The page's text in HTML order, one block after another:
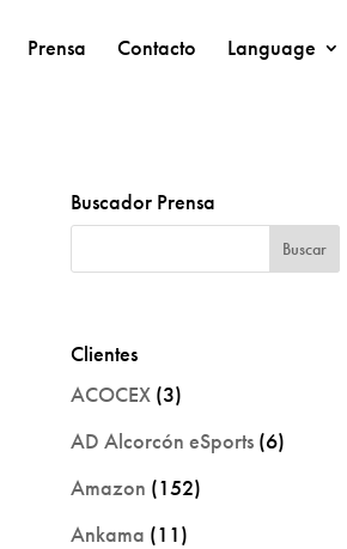
Prensa Contacto Language
Buscador Prensa
Clientes
ACOCEX (3)
AD Alcorcón eSports (6)
Amazon (152)
Ankama (11)